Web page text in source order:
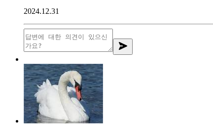
2024.12.31